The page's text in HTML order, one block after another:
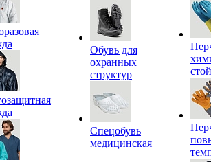
Обувь для
охранных
структур
Спецобувь
медицинская